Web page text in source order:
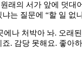
래의 서가 앞에 덧
는 질문에 “할 일 없
나 처박아 놔. 오래
. 감당 못해요. 좋아